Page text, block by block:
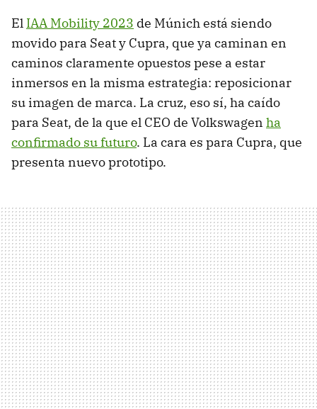
El IAA Mobility 2023 de Múnich está siendo
movido para Seat y Cupra, que ya caminan en
caminos claramente opuestos pese a estar
inmersos en la misma estrategia: reposicionar
su imagen de marca. La cruz, eso sí, ha caído
para Seat, de la que el CEO de Volkswagen ha
confirmado su futuro. La cara es para Cupra, que
presenta nuevo prototipo.